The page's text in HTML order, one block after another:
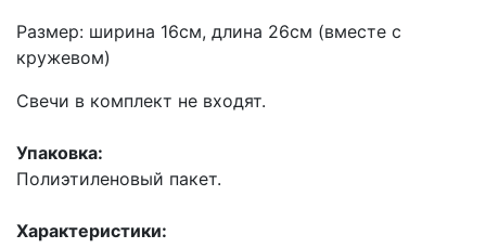
Размер: ширина 16см, длина 26см (вместе с
кружевом)
Свечи в комплект не входят.
Упаковка:
Полиэтиленовый пакет.
Характеристики: